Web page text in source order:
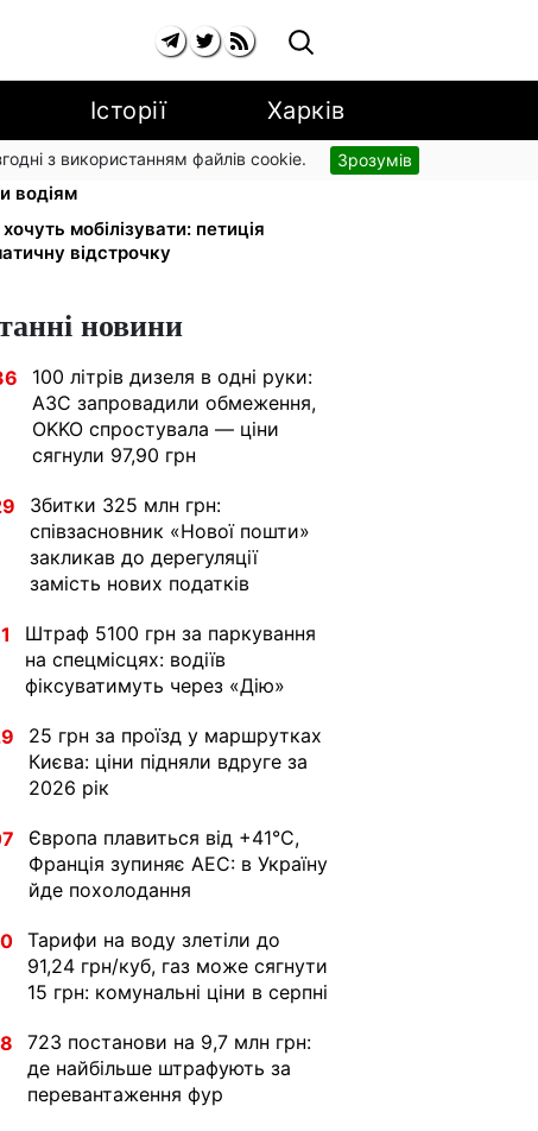
Історії Харків
з використанням файлів cookie. Зрозумів
обміняли на українські:
водіям
мобілізувати: петиція
відстрочку
новини
100 літрів дизеля в одні руки:
АЗС запровадили обмеження,
OKKO спростувала — ціни
сягнули 97,90 грн
Збитки 325 млн грн:
співзасновник «Нової пошти»
закликав до дерегуляції
замість нових податків
Штраф 5100 грн за паркування
на спецмісцях: водіїв
фіксуватимуть через «Дію»
25 грн за проїзд у маршрутках
Києва: ціни підняли вдруге за
2026 рік
Європа плавиться від +41°C,
Франція зупиняє АЕС: в Україну
йде похолодання
Тарифи на воду злетіли до
91,24 грн/куб, газ може сягнути
15 грн: комунальні ціни в серпні
723 постанови на 9,7 млн грн:
де найбільше штрафують за
перевантаження фур